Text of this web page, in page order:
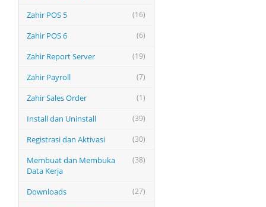
(16)
Zahir POS 5
(6)
Zahir POS 6
(19)
Zahir Report Server
(7)
Zahir Payroll
(1)
Zahir Sales Order
(39)
Install dan Uninstall
(30)
Registrasi dan Aktivasi
(38)
Membuat dan Membuka
Data Kerja
(27)
Downloads